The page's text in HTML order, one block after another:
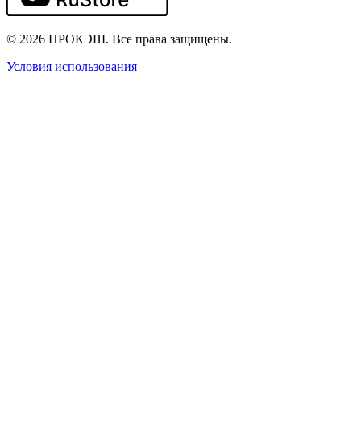
© 2026 ПРОКЭШ. Все права защищены.
Условия использования